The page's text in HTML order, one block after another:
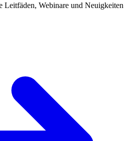
Leitfäden, Webinare und Neuigkeiten